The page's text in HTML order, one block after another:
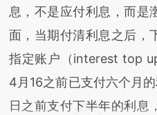
息，不是应付利息，而是
面，当期付清利息之后，
指定账户（interest top
4月16之前已支付六个月
日之前支付下半年的利息